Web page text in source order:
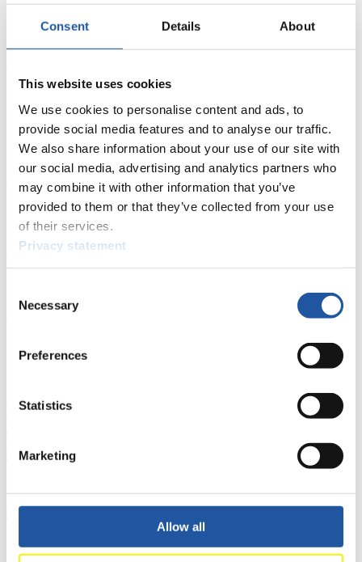
Consent Details About
This website uses cookies
We use cookies to personalise content and ads, to
provide social media features and to analyse our traffic.
We also share information about your use of our site with
our social media, advertising and analytics partners who
may combine it with other information that you’ve
provided to them or that they’ve collected from your use
of their services.
Privacy statement
Selection
Necessary
Preferences
Statistics
Marketing
Allow all
bewährten Führung von Willi Kammerlander für die
Weltmeisterschaften 2007 bewerben. "Bis 2003 muss der Antrag
Slowenien und 2005 in Italien, sollte 2007 Österreich wieder eine
im Hintergrund wird auch der RED BULL-Weltcup in Umhausen
News
Kunstbahn RodelnAlpin Rodeln
Rennkalender
Kunstbahn RodelnAlpin Rodeln
Gesamtstände
FIL LIVE TV
Live Streaming
Live Streaming Alpin
RodelnHighlights YOG Gangwon 2024
Für Presse- und Medienvertreter